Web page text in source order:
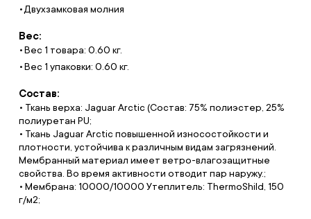
Двухзамковая молния
Вес:
Вес 1 товара: 0.60 кг.
Вес 1 упаковки: 0.60 кг.
Состав:
• Ткань верха: Jaguar Arctic (Состав: 75% полиэстер, 25%
полиуретан PU;
• Ткань Jaguar Arctic повышенной износостойкости и
плотности, устойчива к различным видам загрязнений.
Мембранный материал имеет ветро-влагозащитные
свойства. Во время активности отводит пар наружу.;
• Мембрана: 10000/10000 Утеплитель: ThermoShild, 150
г/м2;